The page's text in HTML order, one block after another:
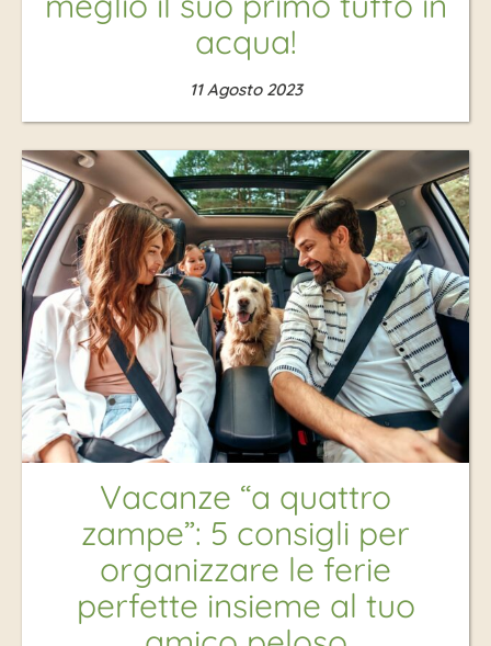
acqua!
11 Agosto 2023
Vacanze “a quattro
zampe”: 5 consigli per
organizzare le ferie
perfette insieme al tuo